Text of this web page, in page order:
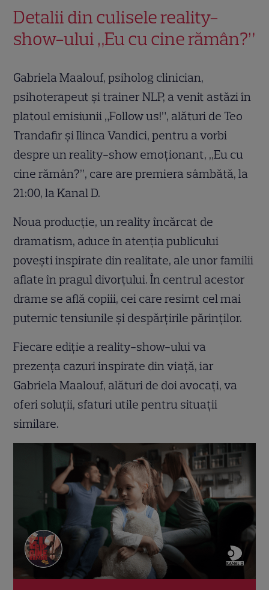
Detalii din culisele reality-
show-ului „Eu cu cine rămân?”
Gabriela Maalouf, psiholog clinician,
psihoterapeut și trainer NLP, a venit astăzi în
platoul emisiunii „Follow us!”, alături de Teo
Trandafir și Ilinca Vandici, pentru a vorbi
despre un reality-show emoţionant, „Eu cu
cine rămân?”, care are premiera sâmbătă, la
21:00, la Kanal D.
Noua producție, un reality încărcat de
dramatism, aduce în atenția publicului
povești inspirate din realitate, ale unor familii
aflate în pragul divorțului. În centrul acestor
drame se află copiii, cei care resimt cel mai
puternic tensiunile și despărțirile părinților.
Fiecare ediție a reality-show-ului va
prezența cazuri inspirate din viață, iar
Gabriela Maalouf, alături de doi avocați, va
oferi soluții, sfaturi utile pentru situații
similare.